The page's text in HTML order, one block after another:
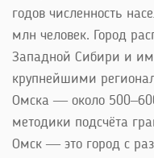
годов численность
млн человек. Город
Западной Сибири и
крупнейшими
Омска — около
методики подсчёта
Омск — это город с